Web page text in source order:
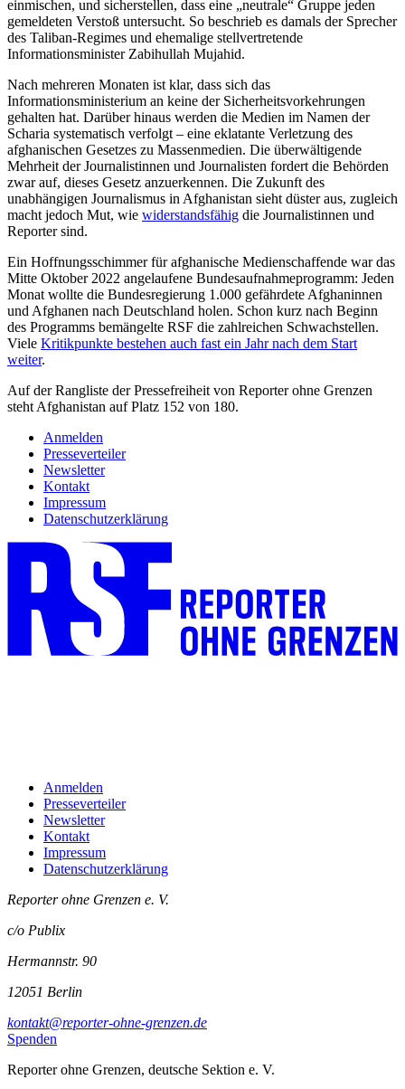
einmischen, und sicherstellen, dass eine „neutrale“ Gruppe jeden
gemeldeten Verstoß untersucht. So beschrieb es damals der Sprecher
des Taliban-Regimes und ehemalige stellvertretende
Informationsminister Zabihullah Mujahid.
Nach mehreren Monaten ist klar, dass sich das
Informationsministerium an keine der Sicherheitsvorkehrungen
gehalten hat. Darüber hinaus werden die Medien im Namen der
Scharia systematisch verfolgt – eine eklatante Verletzung des
afghanischen Gesetzes zu Massenmedien. Die überwältigende
Mehrheit der Journalistinnen und Journalisten fordert die Behörden
zwar auf, dieses Gesetz anzuerkennen. Die Zukunft des
unabhängigen Journalismus in Afghanistan sieht düster aus, zugleich
macht jedoch Mut, wie widerstandsfähig die Journalistinnen und
Reporter sind.
Ein Hoffnungsschimmer für afghanische Medienschaffende war das
Mitte Oktober 2022 angelaufene Bundesaufnahmeprogramm: Jeden
Monat wollte die Bundesregierung 1.000 gefährdete Afghaninnen
und Afghanen nach Deutschland holen. Schon kurz nach Beginn
des Programms bemängelte RSF die zahlreichen Schwachstellen.
Viele Kritikpunkte bestehen auch fast ein Jahr nach dem Start
weiter.
Auf der Rangliste der Pressefreiheit von Reporter ohne Grenzen
steht Afghanistan auf Platz 152 von 180.
Anmelden
Presseverteiler
Newsletter
Kontakt
Impressum
Datenschutzerklärung
Anmelden
Presseverteiler
Newsletter
Kontakt
Impressum
Datenschutzerklärung
Reporter ohne Grenzen e. V.
c/o Publix
Hermannstr. 90
12051 Berlin
kontakt@reporter-ohne-grenzen.de
Spenden
Reporter ohne Grenzen, deutsche Sektion e. V.